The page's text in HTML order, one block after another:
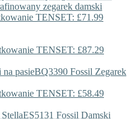
zegarek damski
TENSET: £71.99
TENSET: £87.29
BQ3390 Fossil Zegarek
TENSET: £58.49
ES5131 Fossil Damski